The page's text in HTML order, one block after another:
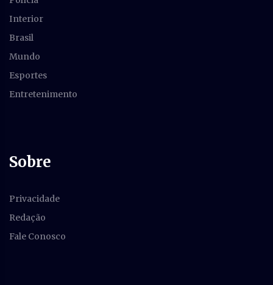
Interior
Brasil
Mundo
Esportes
Entretenimento
Sobre
Privacidade
Redação
Fale Conosco